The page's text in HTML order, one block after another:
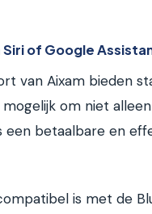
of Google
van Aixam bieden
om niet
een betaalbare en
is met de